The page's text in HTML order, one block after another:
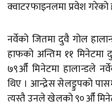
क्वाटरफाइनलमा प्रवेश गरेको
नर्वेको जितमा दुवै गोल
हाफको अन्तिम ११
७९औँ मिनेटमा हालान्डले
थिए । आन्द्रेस सेलड्रुपको
त्यस्तै उनले खेलको ९०औँ